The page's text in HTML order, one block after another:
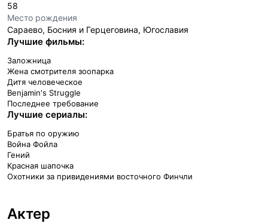
58
Место рождения
Сараево, Босния и Герцеговина, Югославия
Лучшие фильмы:
Заложница
Жена смотрителя зоопарка
Дитя человеческое
Benjamin's Struggle
Последнее требование
Лучшие сериалы:
Братья по оружию
Война Фойла
Гений
Красная шапочка
Охотники за привидениями восточного Финчли
Актер